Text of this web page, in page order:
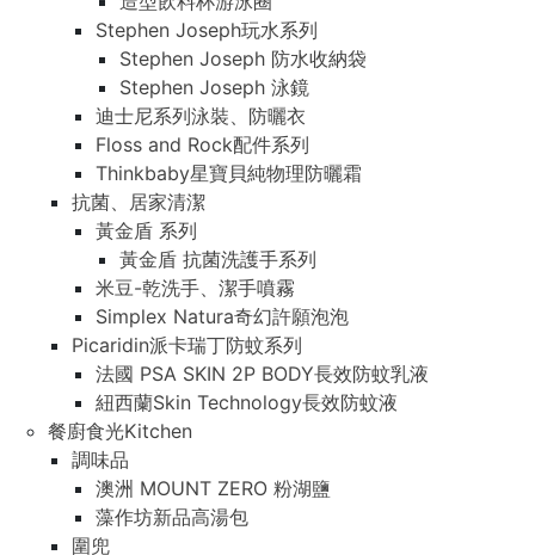
Stephen Joseph玩水系列
Stephen Joseph 防水收納袋
Stephen Joseph 泳鏡
迪士尼系列泳裝、防曬衣
Floss and Rock配件系列
Thinkbaby星寶貝純物理防曬霜
抗菌、居家清潔
黃金盾 系列
黃金盾 抗菌洗護手系列
米豆-乾洗手、潔手噴霧
Simplex Natura奇幻許願泡泡
Picaridin派卡瑞丁防蚊系列
法國 PSA SKIN 2P BODY長效防蚊乳液
紐西蘭Skin Technology長效防蚊液
餐廚食光Kitchen
調味品
澳洲 MOUNT ZERO 粉湖鹽
藻作坊新品高湯包
圍兜